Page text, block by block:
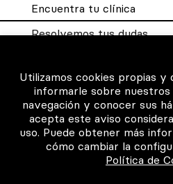
Encuentra tu clínica
Resolvemos tus dudas
Para los profesionales
Consigue tu certificado
Intranet clínicas
Utilizamos cookies propias
informarle sobre
navegación y conocer sus
acepta este aviso
uso. Puede obtener más
cómo cambiar la
Política de